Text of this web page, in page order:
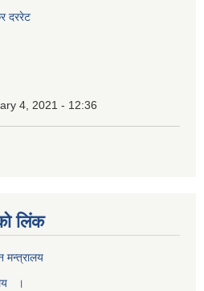
दररेट
4, 2021 - 12:36
लिंक
मन्त्रालय
।